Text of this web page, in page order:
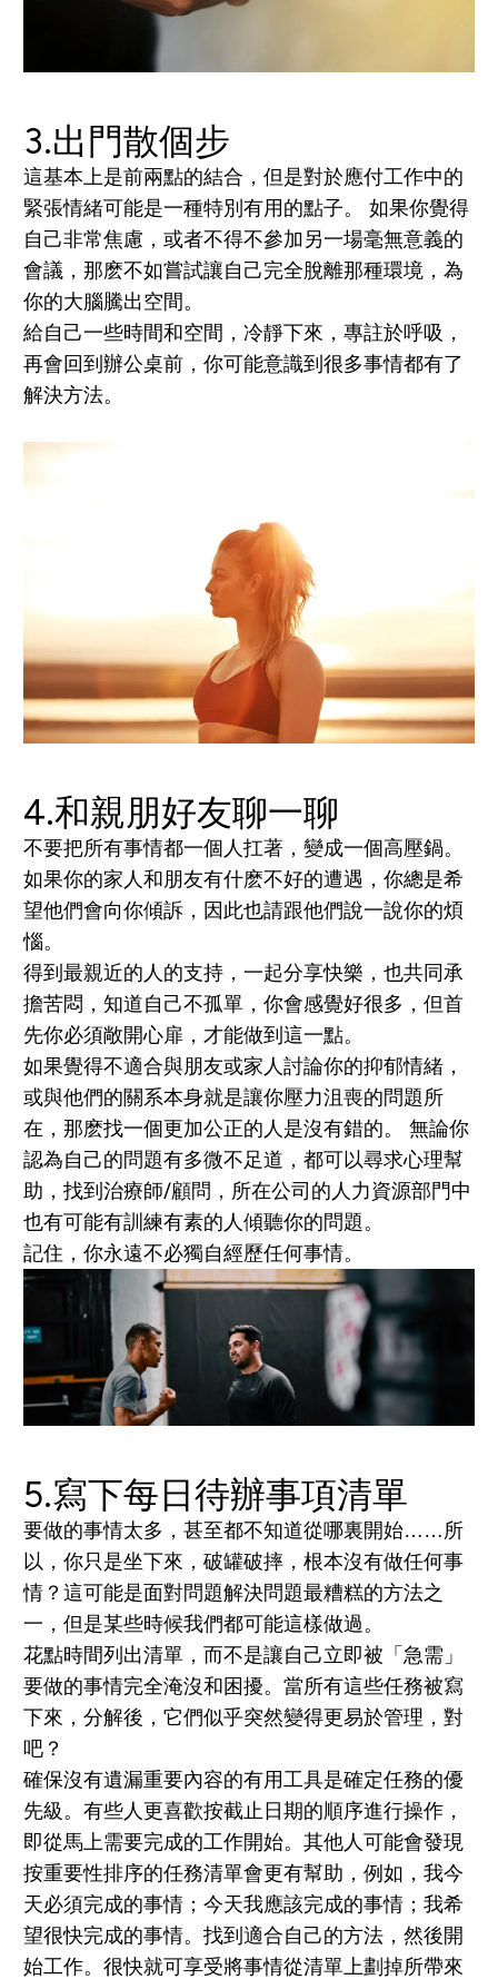
3.出門散個步
這基本上是前兩點的結合，但是對於應付工作中的
緊張情緒可能是一種特別有用的點子。 如果你覺得
自己非常焦慮，或者不得不參加另一場毫無意義的
會議，那麽不如嘗試讓自己完全脫離那種環境，為
你的大腦騰出空間。
給自己一些時間和空間，冷靜下來，專註於呼吸，
再會回到辦公桌前，你可能意識到很多事情都有了
解決方法。
4.和親朋好友聊一聊
不要把所有事情都一個人扛著，變成一個高壓鍋。
如果你的家人和朋友有什麽不好的遭遇，你總是希
望他們會向你傾訴，因此也請跟他們說一說你的煩
惱。
得到最親近的人的支持，一起分享快樂，也共同承
擔苦悶，知道自己不孤單，你會感覺好很多，但首
先你必須敞開心扉，才能做到這一點。
如果覺得不適合與朋友或家人討論你的抑郁情緒，
或與他們的關系本身就是讓你壓力沮喪的問題所
在，那麽找一個更加公正的人是沒有錯的。 無論你
認為自己的問題有多微不足道，都可以尋求心理幫
助，找到治療師/顧問，所在公司的人力資源部門中
也有可能有訓練有素的人傾聽你的問題。
記住，你永遠不必獨自經歷任何事情。
5.寫下每日待辦事項清單
要做的事情太多，甚至都不知道從哪裏開始……所
以，你只是坐下來，破罐破摔，根本沒有做任何事
情？這可能是面對問題解決問題最糟糕的方法之
一，但是某些時候我們都可能這樣做過。
花點時間列出清單，而不是讓自己立即被「急需」
要做的事情完全淹沒和困擾。當所有這些任務被寫
下來，分解後，它們似乎突然變得更易於管理，對
吧？
確保沒有遺漏重要內容的有用工具是確定任務的優
先級。有些人更喜歡按截止日期的順序進行操作，
即從馬上需要完成的工作開始。其他人可能會發現
按重要性排序的任務清單會更有幫助，例如，我今
天必須完成的事情；今天我應該完成的事情；我希
望很快完成的事情。找到適合自己的方法，然後開
始工作。很快就可享受將事情從清單上劃掉所帶來